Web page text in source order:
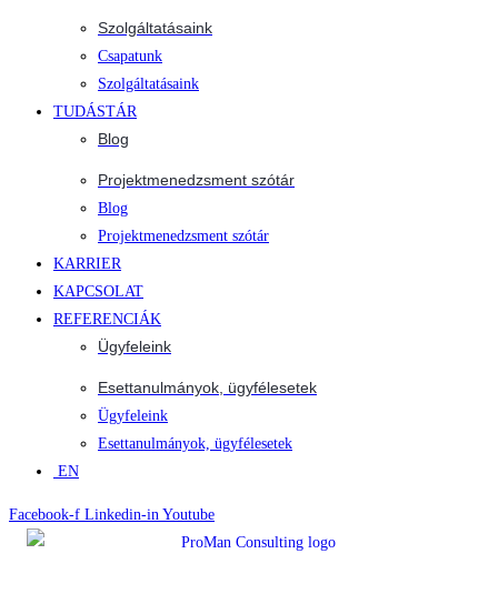
Szolgáltatásaink
Csapatunk
Szolgáltatásaink
TUDÁSTÁR
Blog
Projektmenedzsment szótár
Blog
Projektmenedzsment szótár
KARRIER
KAPCSOLAT
REFERENCIÁK
Ügyfeleink
Esettanulmányok, ügyfélesetek
Ügyfeleink
Esettanulmányok, ügyfélesetek
EN
Facebook-f Linkedin-in Youtube